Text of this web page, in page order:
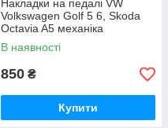
Накладки на педалі VW
Volkswagen Golf 5 6, Skoda
Octavia A5 механіка
В наявності
850 ₴
Купити